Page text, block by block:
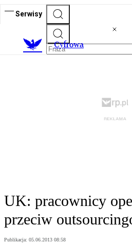
Serwisy
Cyfrowa
UK: pracownicy
przeciw
Publikacja: 05.06.2013 08:58